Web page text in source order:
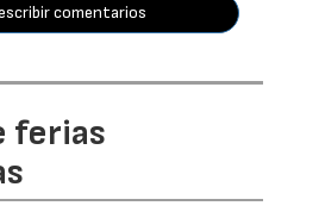
comentarios
ferias